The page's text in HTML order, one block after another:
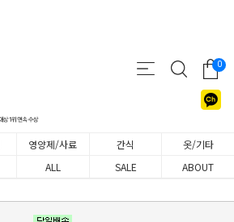
0
영양제/사료 간식
옷/기타
ALL SALE ABOUT